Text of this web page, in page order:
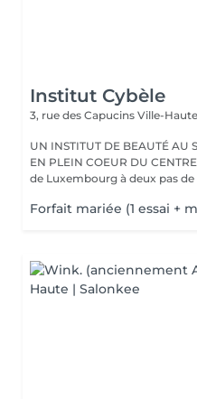
Institut Cybèle
3, rue des Capucins Ville-Haute
UN INSTITUT DE BEAUTÉ AU
EN PLEIN COEUR DU CENTRE VILLE Situé en
de Luxembourg à deux pas de
Forfait mariée (1 essai +